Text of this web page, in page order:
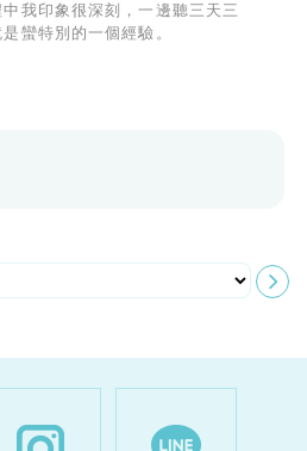
我印象很深刻，一邊聽三天三
蠻特別的一個經驗。